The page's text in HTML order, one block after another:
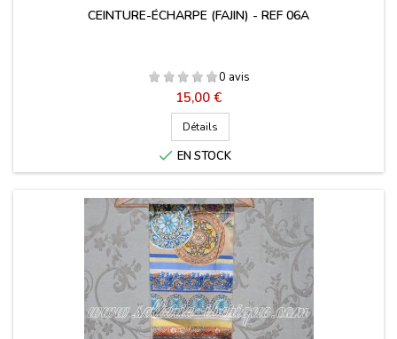
CEINTURE-ÉCHARPE (FAJIN) - REF 06A
0 avis
Prix
15,00 €
Détails
 EN STOCK